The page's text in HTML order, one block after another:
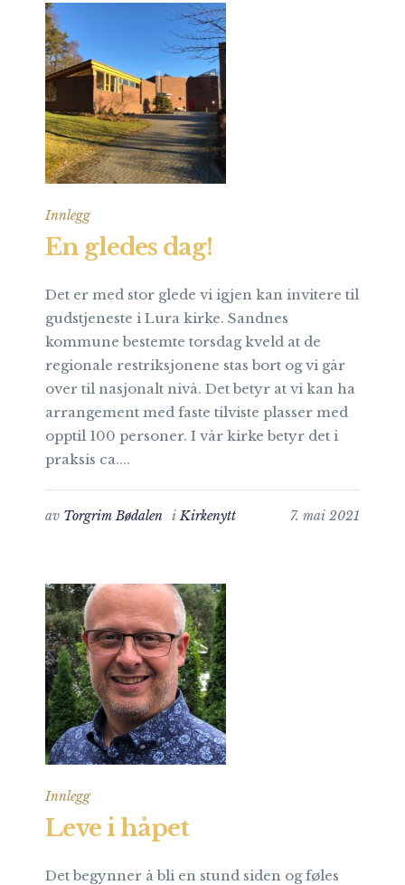
Innlegg
En gledes dag!
Det er med stor glede vi igjen kan invitere til
gudstjeneste i Lura kirke. Sandnes
kommune bestemte torsdag kveld at de
regionale restriksjonene stas bort og vi går
over til nasjonalt nivå. Det betyr at vi kan ha
arrangement med faste tilviste plasser med
opptil 100 personer. I vår kirke betyr det i
praksis ca....
7. mai 2021
av Torgrim Bødalen iKirkenytt
Innlegg
Leve i håpet
Det begynner å bli en stund siden og føles